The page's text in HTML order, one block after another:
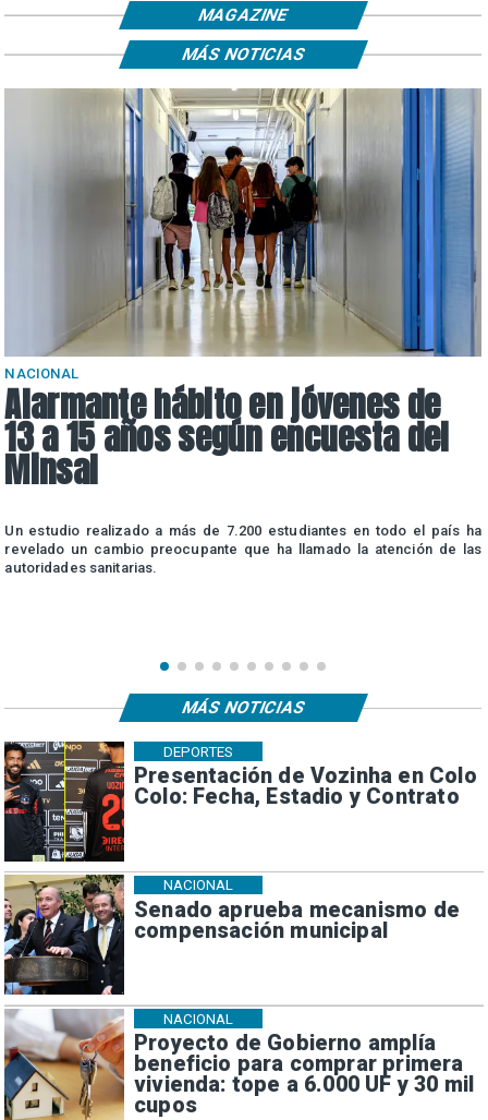
MAGAZINE
NACIONAL
Alarmante hábito en jóvenes de
13 a 15 años según encuesta del
Minsal
Un estudio realizado a más de 7.200 estudiantes en todo el país ha
revelado un cambio preocupante que ha llamado la atención de las
autoridades sanitarias.
MÁS NOTICIAS
Presentación de Vozinha en Colo
Colo: Fecha, Estadio y Contrato
DEPORTES
Senado aprueba mecanismo de
compensación municipal
NACIONAL
Proyecto de Gobierno amplía
beneficio para comprar primera
vivienda: tope a 6.000 UF y 30 mil
cupos
NACIONAL
MÁS NOTICIAS